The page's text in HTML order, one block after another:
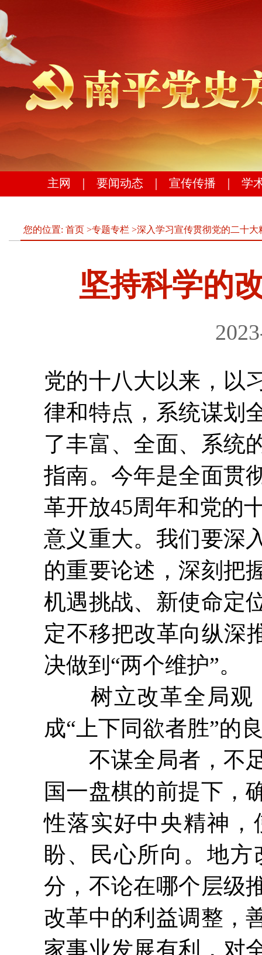
主网 要闻动态 宣传传播 学
您的位置: 首页 >专题专栏 >深入学习宣传贯彻党的二十大
坚持科学的
党的十八大以来，以
律和特点，系统谋划
了丰富、全面、系统
指南。今年是全面贯
革开放45周年和党的
意义重大。我们要深
的重要论述，深刻把
机遇挑战、新使命定
定不移把改革向纵深
决做到“两个维护”。
树立改革全局观
成“上下同欲者胜”的
不谋全局者，不足
国一盘棋的前提下，
性落实好中央精神
盼、民心所向。地
分，不论在哪个层级
改革中的利益调整，
家事业发展有利，对